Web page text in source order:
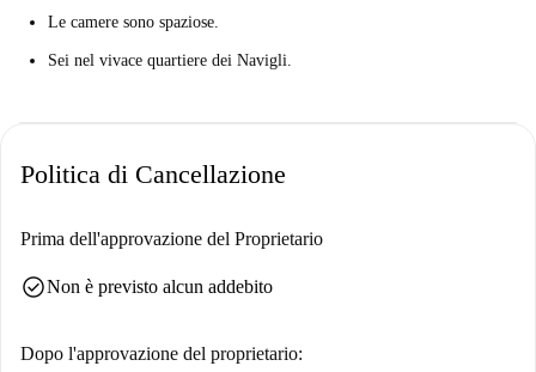
Le camere sono spaziose.
Sei nel vivace quartiere dei Navigli.
Politica di Cancellazione
Prima dell'approvazione del Proprietario
check_circleNon è previsto alcun addebito
Dopo l'approvazione del proprietario: